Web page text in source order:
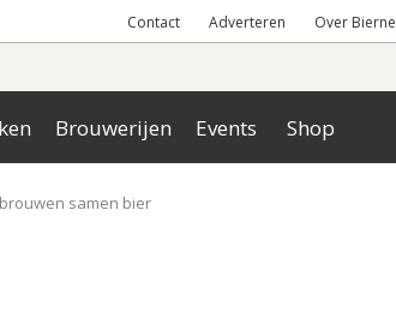
Contact Adverteren Over
Brouwerijen Events Shop
samen bier